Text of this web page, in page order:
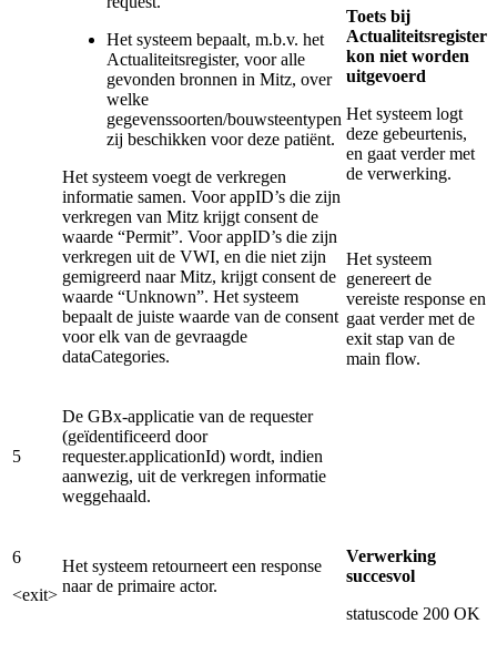
Het systeem bepaalt, m.b.v. het
Actualiteitsregister, voor alle
gevonden bronnen in Mitz, over
welke
gegevenssoorten/bouwsteentypen
zij beschikken voor deze patiënt.
Het systeem voegt de verkregen
informatie samen. Voor appID’s die zijn
verkregen van Mitz krijgt consent de
waarde “Permit”. Voor appID’s die zijn
verkregen uit de VWI, en die niet zijn
gemigreerd naar Mitz, krijgt consent de
waarde “Unknown”. Het systeem
bepaalt de juiste waarde van de consent
voor elk van de gevraagde
dataCategories.
Toets bij
Actualiteitsregister
kon niet worden
uitgevoerd
Het systeem logt
deze gebeurtenis,
en gaat verder met
de verwerking.
Het systeem
genereert de
vereiste response en
gaat verder met de
exit stap van de
main flow.
5
De GBx-applicatie van de requester
(geïdentificeerd door
requester.applicationId) wordt, indien
aanwezig, uit de verkregen informatie
weggehaald.
6
<exit>
Het systeem retourneert een response
naar de primaire actor.
Verwerking
succesvol
statuscode 200 OK